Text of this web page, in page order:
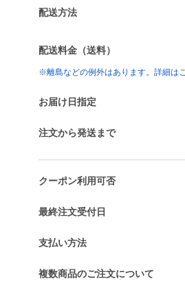
配送方法
配送料金（送料）
※離島などの例外はあります。詳細は
お届け日指定
注文から発送まで
クーポン利用可否
最終注文受付日
支払い方法
複数商品のご注文について